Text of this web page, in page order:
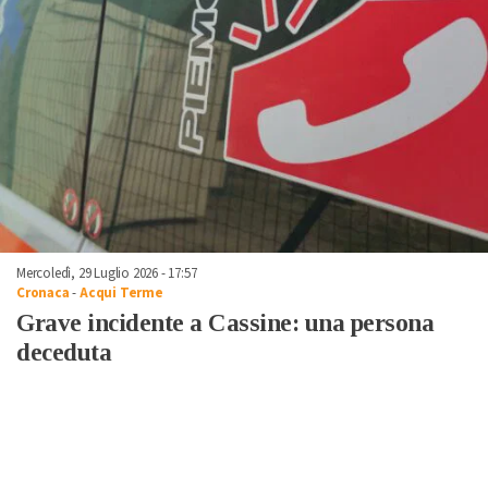
Mercoledì, 29 Luglio 2026 - 17:57
Cronaca-Acqui Terme
Grave incidente a Cassine: una persona
deceduta